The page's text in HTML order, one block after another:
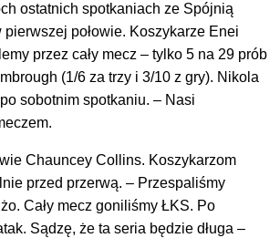
ostatnich spotkaniach ze Spójnią
połowie. Koszykarze Enei
przez cały mecz – tylko 5 na 29 prób
(1/6 za trzy i 3/10 z gry). Nikola
sobotnim spotkaniu. – Nasi
Chauncey Collins. Koszykarzom
przed przerwą. – Przespaliśmy
Cały mecz goniliśmy ŁKS. Po
Sądzę, że ta seria będzie długa –